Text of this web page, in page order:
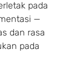
pada
—
dan rasa
pada